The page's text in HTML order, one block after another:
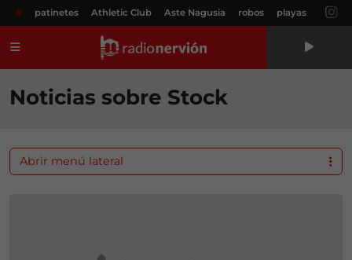
# patinetes Athletic Club Aste Nagusia robos playas
Noticias sobre Stock
Abrir menú lateral